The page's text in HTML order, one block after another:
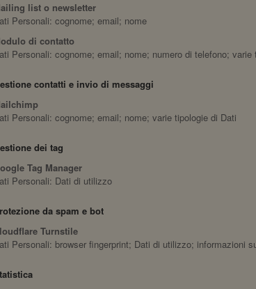
list o newsletter
Personali: cognome; email; nome
di contatto
Personali: cognome; email; nome; numero di telefono; varie
contatti e invio di messaggi
Personali: cognome; email; nome; varie tipologie di Dati
dei tag
Tag Manager
Personali: Dati di utilizzo
da spam e bot
Turnstile
Personali: browser fingerprint; Dati di utilizzo; informazioni